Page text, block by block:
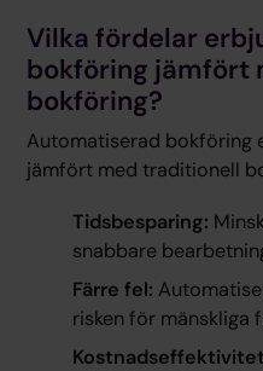
Vilka fördelar
bokföring jämfört
bokföring?
Automatiserad bokföring
jämfört med traditionell
Tidsbesparing:
snabbare
Färre fel:
risken för mänskliga